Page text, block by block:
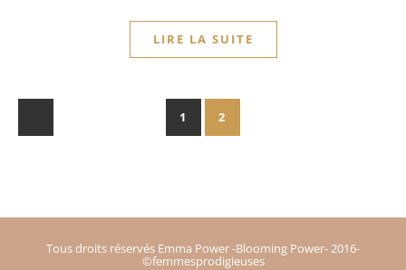
LIRE LA SUITE
1 2
Tous droits réservés Emma Power -Blooming Power- 2016-
©femmesprodigieuses